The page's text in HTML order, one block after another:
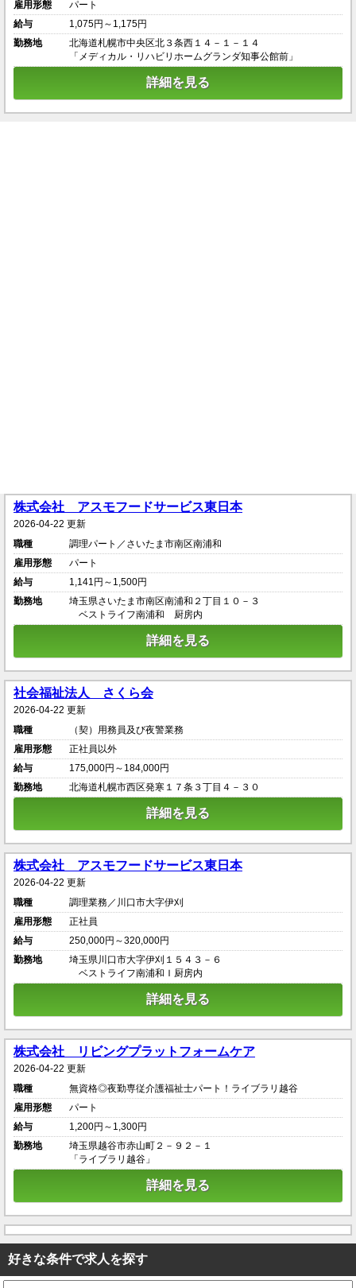
雇用形態
パート
給与
1,075円～1,175円
勤務地
北海道札幌市中央区北３条西１４－１－１４
「メディカル・リハビリホームグランダ知事公館前」
詳細を見る
株式会社 アスモフードサービス東日本
2026-04-22 更新
職種
調理パート／さいたま市南区南浦和
雇用形態
パート
給与
1,141円～1,500円
勤務地
埼玉県さいたま市南区南浦和２丁目１０－３
ベストライフ南浦和 厨房内
詳細を見る
社会福祉法人 さくら会
2026-04-22 更新
職種
（契）用務員及び夜警業務
雇用形態
正社員以外
給与
175,000円～184,000円
勤務地
北海道札幌市西区発寒１７条３丁目４－３０
詳細を見る
株式会社 アスモフードサービス東日本
2026-04-22 更新
職種
調理業務／川口市大字伊刈
雇用形態
正社員
給与
250,000円～320,000円
勤務地
埼玉県川口市大字伊刈１５４３－６
ベストライフ南浦和Ｉ厨房内
詳細を見る
株式会社 リビングプラットフォームケア
2026-04-22 更新
職種
無資格◎夜勤専従介護福祉士パート！ライブラリ越谷
雇用形態
パート
給与
1,200円～1,300円
勤務地
埼玉県越谷市赤山町２－９２－１
「ライブラリ越谷」
詳細を見る
好きな条件で求人を探す